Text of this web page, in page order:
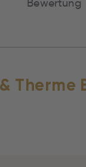
Bewertung
Therme